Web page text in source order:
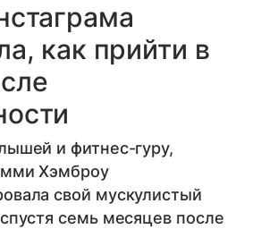
как прийти в
и фитнес-гуру,
Хэмброу
свой мускулистый
семь месяцев после